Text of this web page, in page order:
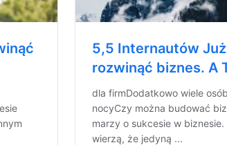
5,5 Internautów
rozwinąć biznes. A
dla firmDodatkowo wiele
nocyCzy można budować
marzy o sukcesie w
wierzą, że jedyną ...